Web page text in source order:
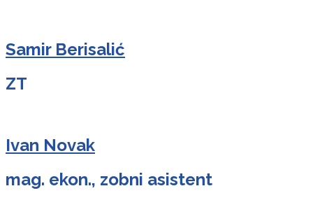
Samir Berisalić
ZT
Ivan Novak
mag. ekon., zobni asistent